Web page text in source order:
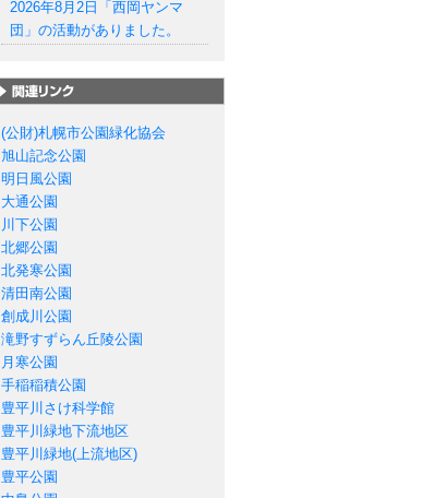
2026年8月2日「西岡ヤンマ
団」の活動がありました。
(公財)札幌市公園緑化協会
旭山記念公園
明日風公園
大通公園
川下公園
北郷公園
北発寒公園
清田南公園
創成川公園
滝野すずらん丘陵公園
月寒公園
手稲稲積公園
豊平川さけ科学館
豊平川緑地下流地区
豊平川緑地(上流地区)
豊平公園